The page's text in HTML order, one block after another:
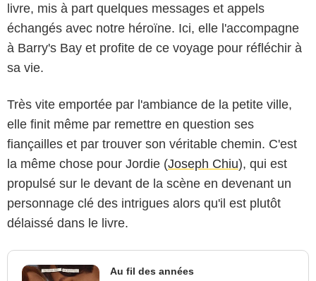
livre, mis à part quelques messages et appels
échangés avec notre héroïne. Ici, elle l'accompagne
à Barry's Bay et profite de ce voyage pour réfléchir à
sa vie.
Très vite emportée par l'ambiance de la petite ville,
elle finit même par remettre en question ses
fiançailles et par trouver son véritable chemin. C'est
la même chose pour Jordie (Joseph Chiu), qui est
propulsé sur le devant de la scène en devenant un
personnage clé des intrigues alors qu'il est plutôt
délaissé dans le livre.
Au fil des années